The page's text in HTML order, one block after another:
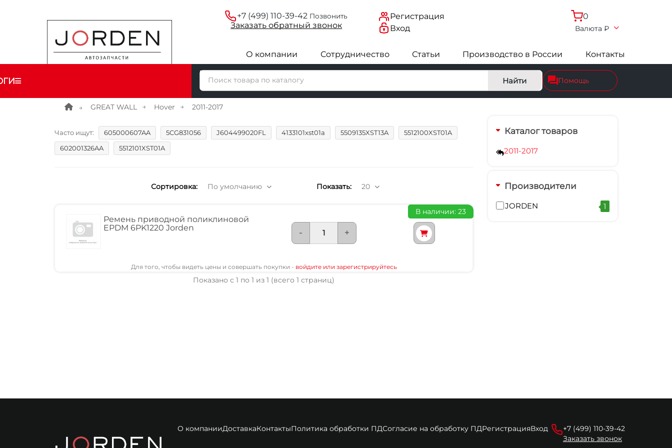
+7 (499) 110-39-42 Позвонить
Заказатьобратныйзвонок
Регистрация
Вход
0
Валюта ₽
О компании Сотрудничество Статьи Производство в России Контакты
Найти Помощь
GREAT WALL Hover 2011-2017
Часто ищут: 605000607AA 5CG831056 J604499020FL 4133101xst01a 5509135XST13A
5512100XST01A
602001326AA
5512101XST01A
Показать:20
По умолчанию
Ремень приводной поликлиновой
EPDM 6PK1220 Jorden
В наличии: 23
- +
Для того, чтобы видеть цены и совершать покупки - войдите или зарегистрируйтесь
Показано с 1 по 1 из 1 (всего 1 страниц)
Каталог товаров
2011-2017
Производители
JORDEN 1
О компанииДоставкаКонтактыПолитика обработки ПДСогласие на обработку ПДРегистрацияВход
+7 (499) 110-39-42
Заказать звонок